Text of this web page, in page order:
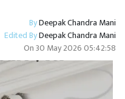
ByDeepak Chandra Mani
Edited ByDeepak Chandra Mani
On30 May 2026 05:42:58